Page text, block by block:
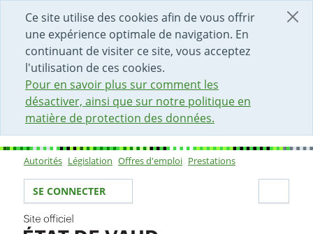
Ce site utilise des cookies afin de vous offrir
une expérience optimale de navigation. En
continuant de visiter ce site, vous acceptez
l'utilisation de ces cookies.
Pour en savoir plus sur comment les
désactiver, ainsi que sur notre politique en
matière de protection des données.
DÉBUT DU CONTENU DE LA PAGE
ACCÈS AU CHAMP DE RECHERCHE
PAGE D'ACCUEIL
FORMULAIRE DE CONTACT
Sous-navigation
Autorités Législation Offres d'emploi Prestations
Votre identité
SE CONNECTER